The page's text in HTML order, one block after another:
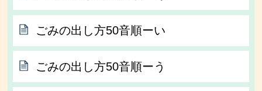
ごみの出し方50音順ーい
ごみの出し方50音順ーう